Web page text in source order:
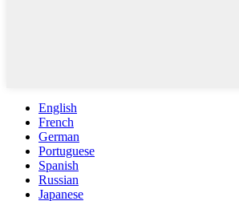
English
French
German
Portuguese
Spanish
Russian
Japanese